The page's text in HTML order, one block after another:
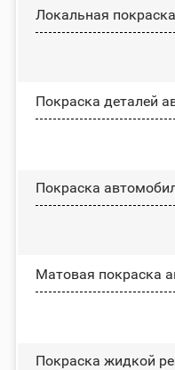
Локальная
Покраска деталей
Покраска
Матовая покраска
Покраска жидкой